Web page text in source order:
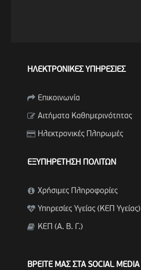
ΗΛΕΚΤΡΟΝΙΚΕΣ ΥΠΗΡΕΣΙΕΣ
Επικοινωνία
Αιτήματα Καθημερινότητας
Ηλεκτρονικές Πληρωμές
ΕΞΥΠΗΡΕΤΗΣΗ ΠΟΛΙΤΩΝ
Χρήσιμες Πληροφορίες
Υπηρεσίες Υγείας (ΚΕΠ Υγείας)
ΚΕΠ (Α. Β. Γ.)
ΒΡΕΙΤΕ ΜΑΣ ΣΤΑ SOCIAL MEDIA